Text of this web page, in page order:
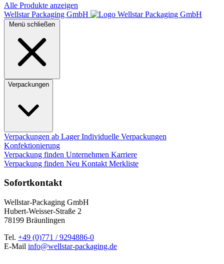
Alle Produkte anzeigen
Wellstar Packaging GmbH
Menü schließen
Verpackungen
Verpackungen ab LagerIndividuelle Verpackungen
Konfektionierung
Verpackung finden Unternehmen Karriere
Verpackung finden Neu Kontakt Merkliste
Sofortkontakt
Wellstar-Packaging GmbH
Hubert-Weisser-Straße 2
78199 Bräunlingen
Tel. +49 (0)771 / 9294886-0
E-Mail info@wellstar-packaging.de